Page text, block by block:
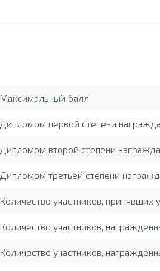
Максимальный балл
Дипломом первой степени
Дипломом второй степени
Дипломом третьей степени
Количество участников, принявших
Количество участников,
Количество участников,